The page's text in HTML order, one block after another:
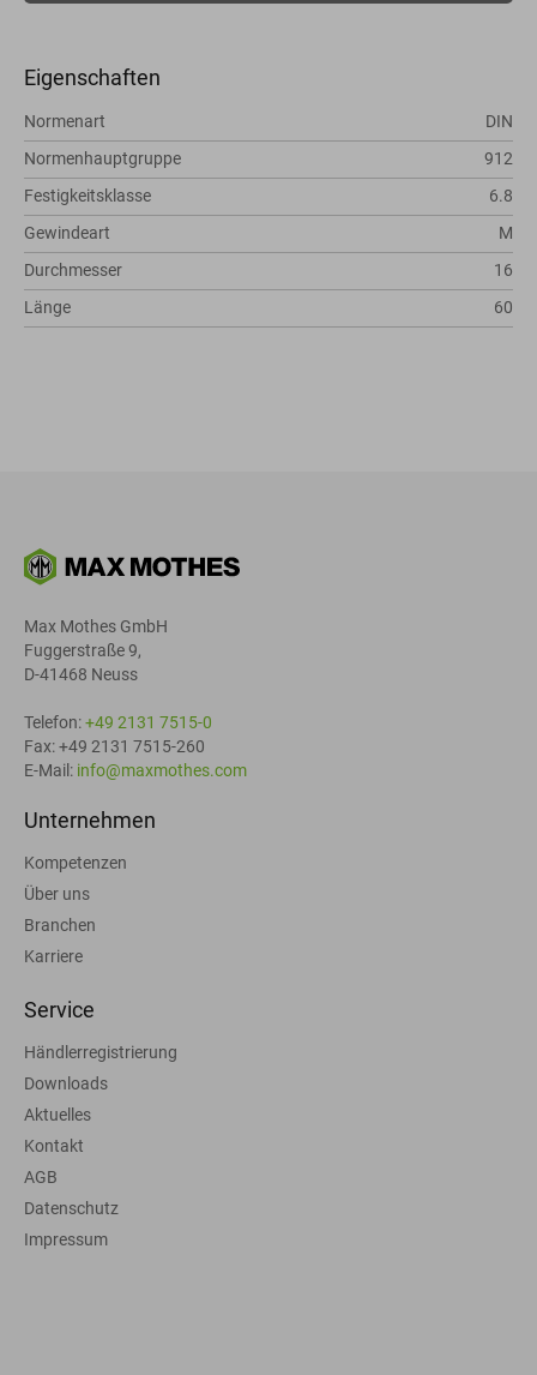
Eigenschaften
Normenart
DIN
Normenhauptgruppe
912
Festigkeitsklasse
6.8
Gewindeart
M
Durchmesser
16
Länge
60
Max Mothes GmbH
Fuggerstraße 9,
D-41468 Neuss
Telefon:+49 2131 7515-0
Fax: +49 2131 7515-260
E-Mail: info@maxmothes.com
Unternehmen
Kompetenzen
Über uns
Branchen
Karriere
Service
Händlerregistrierung
Downloads
Aktuelles
Kontakt
AGB
Datenschutz
Impressum